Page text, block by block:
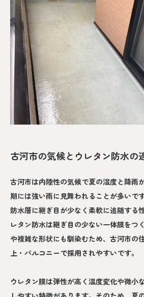
古河市の気候とウレタン防水の
古河市は内陸性の気候で夏の湿度と降雨
期には強い雨に見舞われることが多いで
防水層に継ぎ目が少なく柔軟に追随する
レタン防水は継ぎ目の少ない一体膜をつ
や複雑な形状にも馴染むため、古河市の
上・バルコニーで採用されやすいです。
ウレタン膜は弾性が高く温度変化や微小